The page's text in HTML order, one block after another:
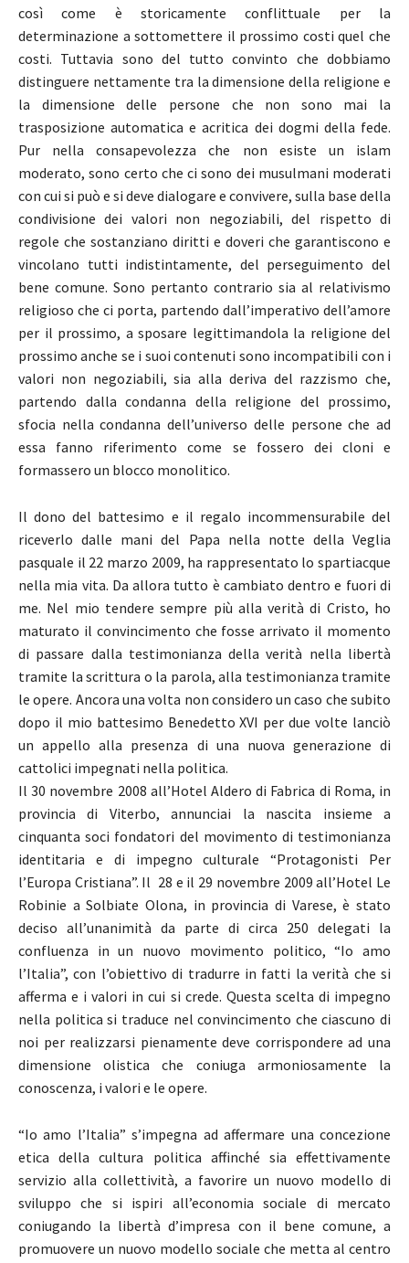
così come è storicamente conflittuale per la
determinazione a sottomettere il prossimo costi quel che
costi. Tuttavia sono del tutto convinto che dobbiamo
distinguere nettamente tra la dimensione della religione e
la dimensione delle persone che non sono mai la
trasposizione automatica e acritica dei dogmi della fede.
Pur nella consapevolezza che non esiste un islam
moderato, sono certo che ci sono dei musulmani moderati
con cui si può e si deve dialogare e convivere, sulla base della
condivisione dei valori non negoziabili, del rispetto di
regole che sostanziano diritti e doveri che garantiscono e
vincolano tutti indistintamente, del perseguimento del
bene comune. Sono pertanto contrario sia al relativismo
religioso che ci porta, partendo dall’imperativo dell’amore
per il prossimo, a sposare legittimandola la religione del
prossimo anche se i suoi contenuti sono incompatibili con i
valori non negoziabili, sia alla deriva del razzismo che,
partendo dalla condanna della religione del prossimo,
sfocia nella condanna dell’universo delle persone che ad
essa fanno riferimento come se fossero dei cloni e
formassero un blocco monolitico.
Il dono del battesimo e il regalo incommensurabile del
riceverlo dalle mani del Papa nella notte della Veglia
pasquale il 22 marzo 2009, ha rappresentato lo spartiacque
nella mia vita. Da allora tutto è cambiato dentro e fuori di
me. Nel mio tendere sempre più alla verità di Cristo, ho
maturato il convincimento che fosse arrivato il momento
di passare dalla testimonianza della verità nella libertà
tramite la scrittura o la parola, alla testimonianza tramite
le opere. Ancora una volta non considero un caso che subito
dopo il mio battesimo Benedetto XVI per due volte lanciò
un appello alla presenza di una nuova generazione di
cattolici impegnati nella politica.
Il 30 novembre 2008 all’Hotel Aldero di Fabrica di Roma, in
provincia di Viterbo, annunciai la nascita insieme a
cinquanta soci fondatori del movimento di testimonianza
identitaria e di impegno culturale “Protagonisti Per
l’Europa Cristiana”. Il 28 e il 29 novembre 2009 all’Hotel Le
Robinie a Solbiate Olona, in provincia di Varese, è stato
deciso all’unanimità da parte di circa 250 delegati la
confluenza in un nuovo movimento politico, “Io amo
l’Italia”, con l’obiettivo di tradurre in fatti la verità che si
afferma e i valori in cui si crede. Questa scelta di impegno
nella politica si traduce nel convincimento che ciascuno di
noi per realizzarsi pienamente deve corrispondere ad una
dimensione olistica che coniuga armoniosamente la
conoscenza, i valori e le opere.
“Io amo l’Italia” s’impegna ad affermare una concezione
etica della cultura politica affinché sia effettivamente
servizio alla collettività, a favorire un nuovo modello di
sviluppo che si ispiri all’economia sociale di mercato
coniugando la libertà d’impresa con il bene comune, a
promuovere un nuovo modello sociale che metta al centro